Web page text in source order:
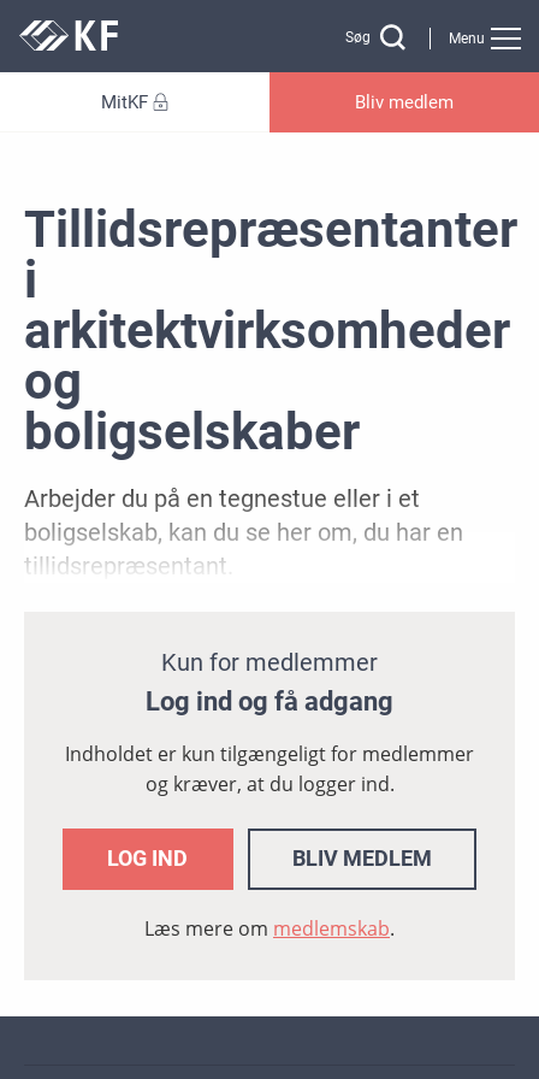
Menu
Søg
MitKF Bliv medlem
Tillidsrepræsentanter
i
arkitektvirksomheder
og
boligselskaber
Arbejder du på en tegnestue eller i et
boligselskab, kan du se her om, du har en
tillidsrepræsentant.
Kun for medlemmer
Log ind og få adgang
Indholdet er kun tilgængeligt for medlemmer
og kræver, at du logger ind.
LOG IND BLIV MEDLEM
Læs mere om medlemskab.